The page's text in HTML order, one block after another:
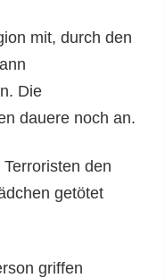
mit, durch den
Die
dauere noch an.
den
getötet
griffen